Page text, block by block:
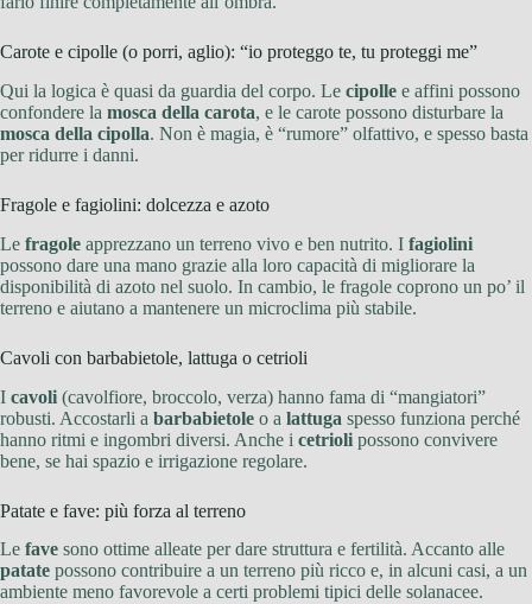
Carote e cipolle (o porri, aglio): “io proteggo te, tu proteggi me”
Qui la logica è quasi da guardia del corpo. Le cipolle e affini possono
confondere la mosca della carota, e le carote possono disturbare la
mosca della cipolla. Non è magia, è “rumore” olfattivo, e spesso basta
per ridurre i danni.
Fragole e fagiolini: dolcezza e azoto
Le fragole apprezzano un terreno vivo e ben nutrito. I fagiolini
possono dare una mano grazie alla loro capacità di migliorare la
disponibilità di azoto nel suolo. In cambio, le fragole coprono un po’ il
terreno e aiutano a mantenere un microclima più stabile.
Cavoli con barbabietole, lattuga o cetrioli
I cavoli (cavolfiore, broccolo, verza) hanno fama di “mangiatori”
robusti. Accostarli a barbabietole o a lattuga spesso funziona perché
hanno ritmi e ingombri diversi. Anche i cetrioli possono convivere
bene, se hai spazio e irrigazione regolare.
Patate e fave: più forza al terreno
Le fave sono ottime alleate per dare struttura e fertilità. Accanto alle
patate possono contribuire a un terreno più ricco e, in alcuni casi, a un
ambiente meno favorevole a certi problemi tipici delle solanacee.